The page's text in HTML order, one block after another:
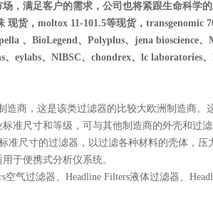
，满足客户的需求，公司也将紧跟生命科学
货，moltox 11-101.5等现货，transgenomic
、BioLegend、Polyplus、jena bioscience、
eylabs、NIBSC、chondrex、lc laboratories
造商，这是该类过滤器的比较大欧洲制造商。
准尺寸和等级，可与其他制造商的外壳和过滤
尺寸的过滤器，以过滤各种材料的壳体，压
用于便携式分析仪系统。
气过滤器、Headline Filters液体过滤器、